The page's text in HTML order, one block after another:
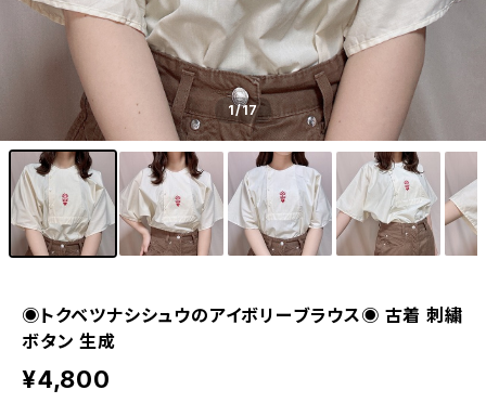
1/17
◉トクベツナシシュウのアイボリーブラウス◉ 古着 刺繍
ボタン 生成
¥4,800